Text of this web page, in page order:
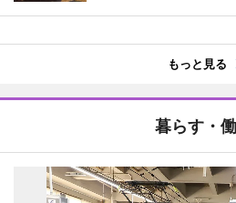
もっと見る
暮らす・